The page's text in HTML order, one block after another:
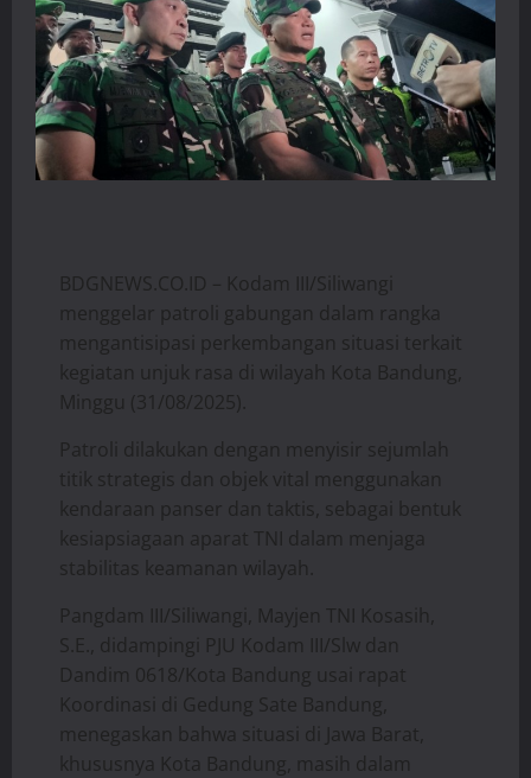
BDGNEWS.CO.ID – Kodam III/Siliwangi
menggelar patroli gabungan dalam rangka
mengantisipasi perkembangan situasi terkait
kegiatan unjuk rasa di wilayah Kota Bandung,
Minggu (31/08/2025).
Patroli dilakukan dengan menyisir sejumlah
titik strategis dan objek vital menggunakan
kendaraan panser dan taktis, sebagai bentuk
kesiapsiagaan aparat TNI dalam menjaga
stabilitas keamanan wilayah.
Pangdam III/Siliwangi, Mayjen TNI Kosasih,
S.E., didampingi PJU Kodam III/Slw dan
Dandim 0618/Kota Bandung usai rapat
Koordinasi di Gedung Sate Bandung,
menegaskan bahwa situasi di Jawa Barat,
khususnya Kota Bandung, masih dalam